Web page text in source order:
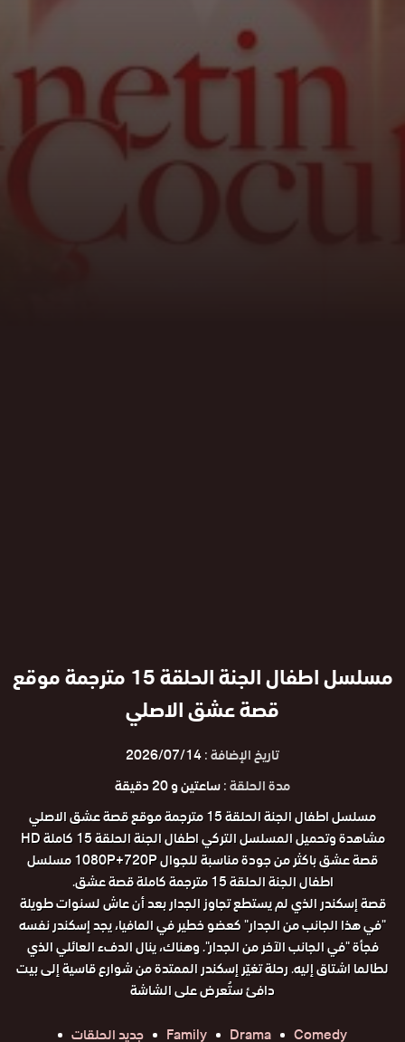
مسلسل اطفال الجنة الحلقة 15 مترجمة موقع
قصة عشق الاصلي
تاريخ الإضافة :2026/07/14
مدة الحلقة :ساعتين و 20 دقيقة
مسلسل اطفال الجنة الحلقة 15 مترجمة موقع قصة عشق الاصلي
مشاهدة وتحميل المسلسل التركي اطفال الجنة الحلقة 15 كاملة HD
قصة عشق باكثر من جودة مناسبة للجوال 1080P+720P مسلسل
اطفال الجنة الحلقة 15 مترجمة كاملة قصة عشق.
قصة إسكندر الذي لم يستطع تجاوز الجدار بعد أن عاش لسنوات طويلة
"في هذا الجانب من الجدار" كعضو خطير في المافيا، يجد إسكندر نفسه
فجأة "في الجانب الآخر من الجدار". وهناك، ينال الدفء العائلي الذي
لطالما اشتاق إليه. رحلة تغيّر إسكندر الممتدة من شوارع قاسية إلى بيت
دافئ ستُعرض على الشاشة
Comedy
Drama
Family جديد الحلقات